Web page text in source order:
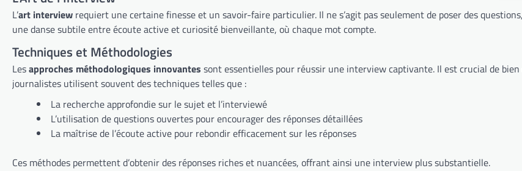
L’art interview requiert une certaine finesse et un savoir-faire particulier. Il ne s’agit pas seulement de poser des
une danse subtile entre écoute active et curiosité bienveillante, où chaque mot compte.
Techniques et Méthodologies
Lesapproches méthodologiques innovantes sont essentielles pour réussir une interview captivante. Il est crucial de
journalistes utilisent souvent des techniques telles que :
La recherche approfondie sur le sujet et l’interviewé
L’utilisation de questions ouvertes pour encourager des réponses détaillées
La maîtrise de l’écoute active pour rebondir efficacement sur les réponses
Ces méthodes permettent d’obtenir des réponses riches et nuancées, offrant ainsi une interview plus substantielle.